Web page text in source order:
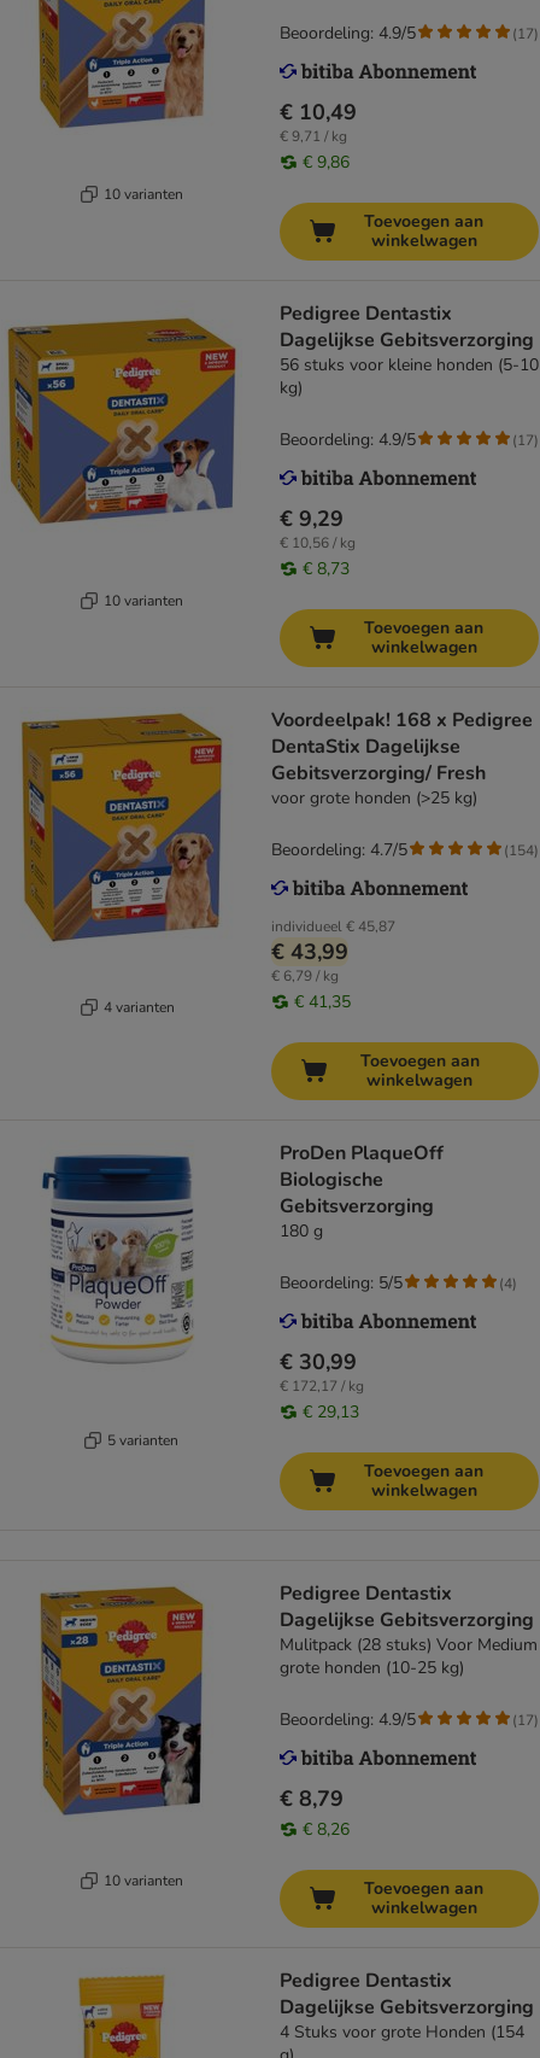
10 varianten
€ 10,49
€ 9,71 / kg
€ 9,86
Beoordeling: 4.9/5 (17)
Toevoegen aan
winkelwagen
10 varianten
Pedigree Dentastix
Dagelijkse Gebitsverzorging
56 stuks voor kleine honden (5-10
kg)
€ 9,29
€ 10,56 / kg
€ 8,73
Beoordeling: 4.9/5 (17)
Toevoegen aan
winkelwagen
4 varianten
Voordeelpak! 168 x Pedigree
DentaStix Dagelijkse
Gebitsverzorging/ Fresh
voor grote honden (>25 kg)
individueel€ 45,87
€ 43,99
€ 6,79 / kg
€ 41,35
Beoordeling: 4.7/5 (154)
Toevoegen aan
winkelwagen
5 varianten
ProDen PlaqueOff
Biologische
Gebitsverzorging
180 g
€ 30,99
€ 172,17 / kg
€ 29,13
Beoordeling: 5/5 (4)
Toevoegen aan
winkelwagen
10 varianten
Pedigree Dentastix
Dagelijkse Gebitsverzorging
Mulitpack (28 stuks) Voor Medium
grote honden (10-25 kg)
€ 8,79
€ 8,26
Beoordeling: 4.9/5 (17)
Toevoegen aan
winkelwagen
Pedigree Dentastix
Dagelijkse Gebitsverzorging
4 Stuks voor grote Honden (154